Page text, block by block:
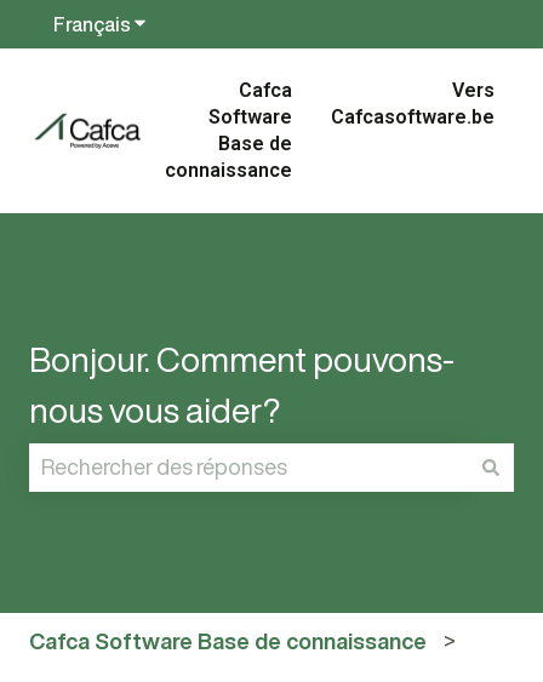
FrançaisAfficher le sous-menu pour les traductions
Cafca
Software
Base de
connaissance
Vers
Cafcasoftware.be
Bonjour. Comment pouvons-
nous vous aider?
Cafca Software Base de connaissance